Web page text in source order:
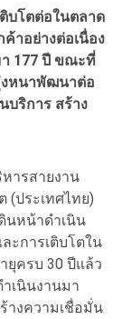
บโตต่อในตลาด
าอย่างต่อเนื่อง
177 ปี ขณะที่
หนาพัฒนาต่อ
บริการ สร้าง
ารสายงาน
(ประเทศไทย)
นหน้าดำเนิน
ะการเติบโตใน
ยุครบ 30 ปีแล้ว
เนินงานมา
างความเชื่อมั่น